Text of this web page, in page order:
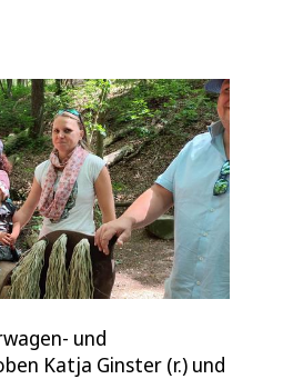
und
Katja Ginster (r.) und